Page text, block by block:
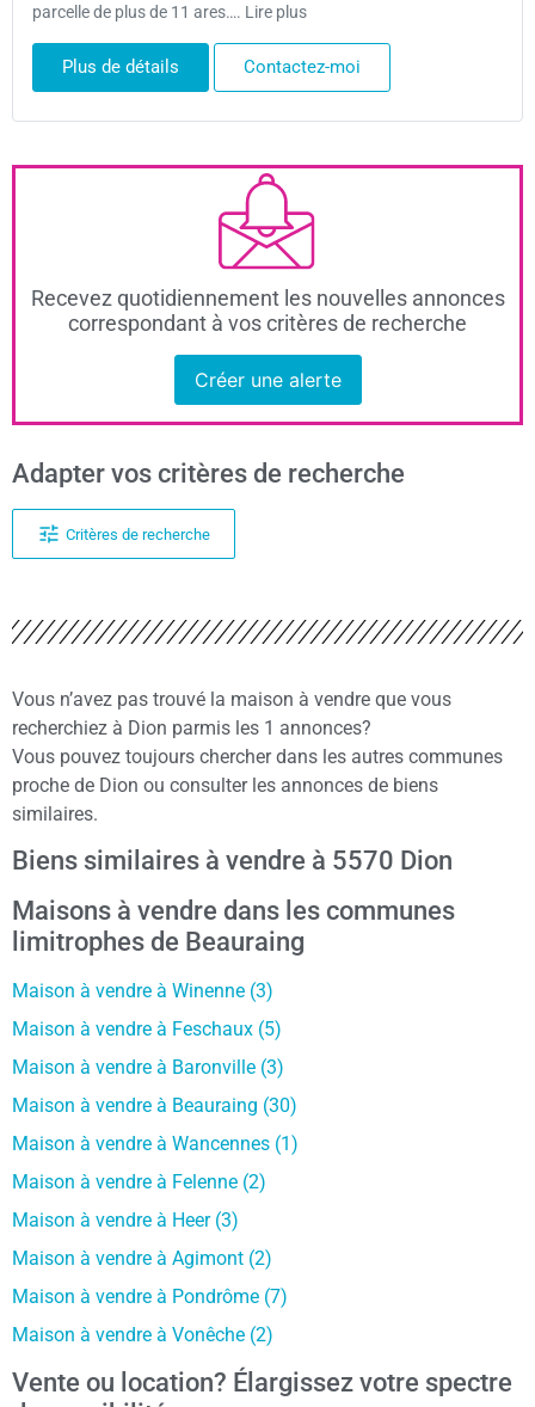
parcelle de plus de 11 ares…. Lire plus
Plus de détails Contactez-moi
Recevez quotidiennement les nouvelles annonces
correspondant à vos critères de recherche
Créer une alerte
Adapter vos critères de recherche
Critères de recherche
Vous n’avez pas trouvé la maison à vendre que vous
recherchiez à Dion parmis les 1 annonces?
Vous pouvez toujours chercher dans les autres communes
proche de Dion ou consulter les annonces de biens
similaires.
Biens similaires à vendre à 5570 Dion
Maisons à vendre dans les communes
limitrophes de Beauraing
Maison à vendre à Winenne (3)
Maison à vendre à Feschaux (5)
Maison à vendre à Baronville (3)
Maison à vendre à Beauraing (30)
Maison à vendre à Wancennes (1)
Maison à vendre à Felenne (2)
Maison à vendre à Heer (3)
Maison à vendre à Agimont (2)
Maison à vendre à Pondrôme (7)
Maison à vendre à Vonêche (2)
Vente ou location? Élargissez votre spectre